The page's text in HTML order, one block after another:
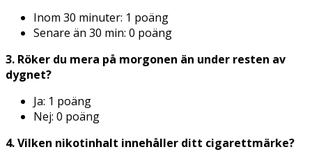
Inom 30 minuter: 1 poäng
Senare än 30 min: 0 poäng
3. Röker du mera på morgonen än under resten av
dygnet?
Ja: 1 poäng
Nej: 0 poäng
4. Vilken nikotinhalt innehåller ditt cigarettmärke?